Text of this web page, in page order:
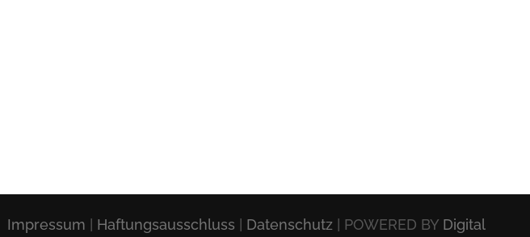
Impressum Haftungsausschluss Datenschutz | POWERED BY Digital